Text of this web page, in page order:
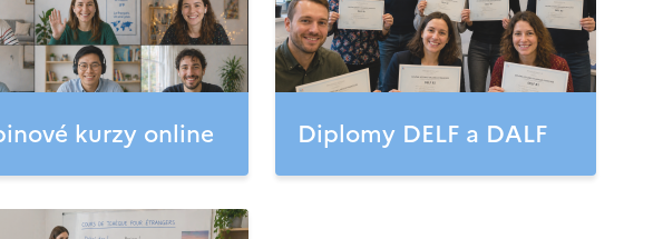
kurzy online Diplomy DELF a DALF